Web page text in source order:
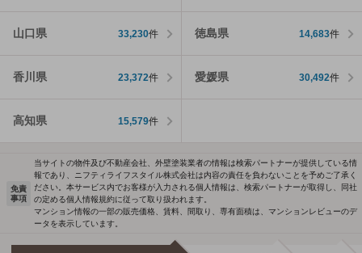
山口県 33,230件 徳島県 14,683件
香川県 23,372件 愛媛県 30,492件
高知県 15,579件
免責
事項
当サイトの物件及び不動産会社、外壁塗装業者の情報は検索パートナーが提供している情
報であり、ニフティライフスタイル株式会社は内容の責任を負わないことを予めご了承く
ださい。本サービス内でお客様が入力される個人情報は、検索パートナーが取得し、同社
の定める個人情報規約に従って取り扱われます。
マンション情報の一部の販売価格、賃料、間取り、専有面積は、マンションレビューのデ
ータを表示しています。